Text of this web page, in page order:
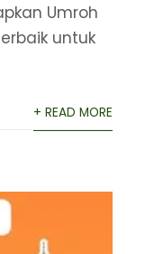
Umroh
untuk
+ READ MORE